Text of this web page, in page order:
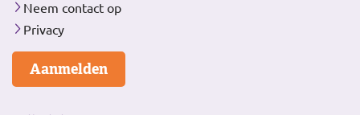
Neem contact op
Privacy
Aanmelden